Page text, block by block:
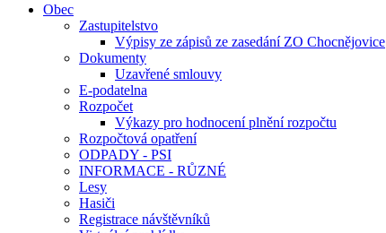
Obec
Zastupitelstvo
Výpisy ze zápisů ze zasedání ZO Chocnějovice
Dokumenty
Uzavřené smlouvy
E-podatelna
Rozpočet
Výkazy pro hodnocení plnění rozpočtu
Rozpočtová opatření
ODPADY - PSI
INFORMACE - RŮZNÉ
Lesy
Hasiči
Registrace návštěvníků